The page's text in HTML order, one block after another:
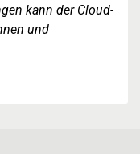
kann der Cloud-
und